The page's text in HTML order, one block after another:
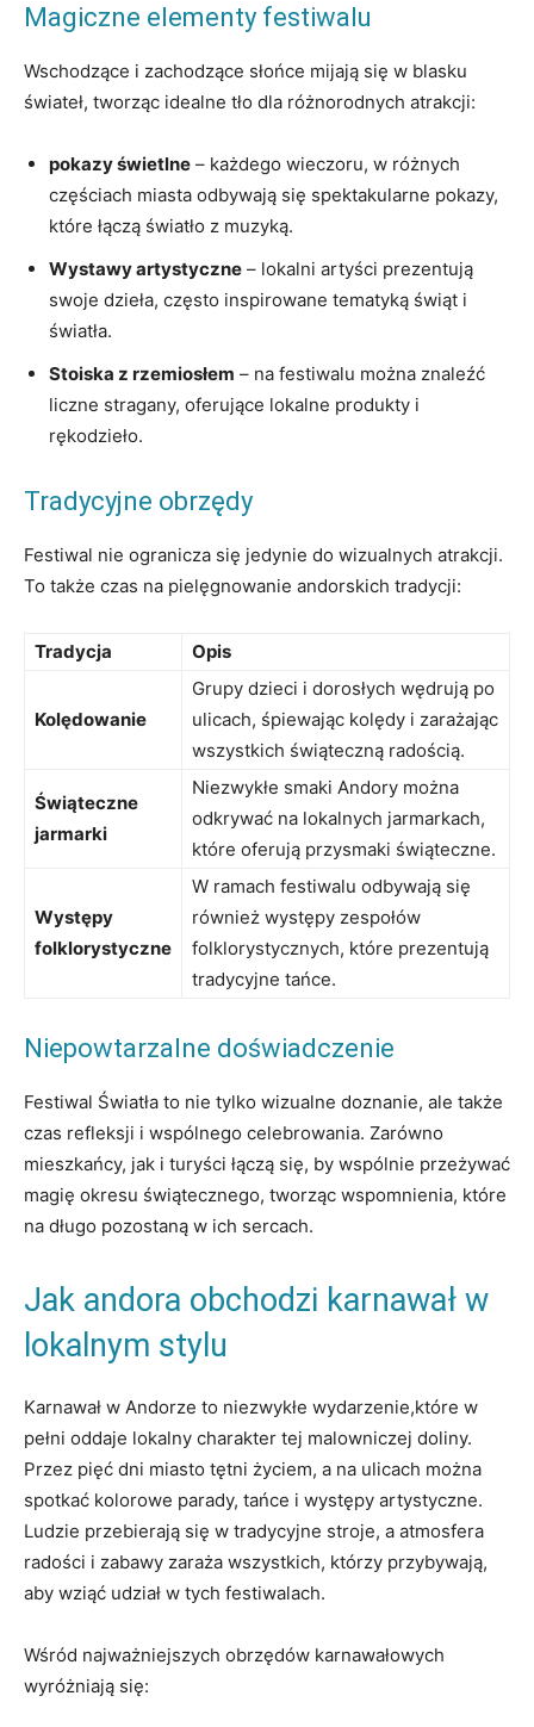
Magiczne elementy festiwalu
Wschodzące i zachodzące słońce mijają się ⁢w blasku
⁢świateł, tworząc idealne tło ​dla⁤ różnorodnych atrakcji:
pokazy świetlne ⁣– każdego wieczoru, w ‌różnych
częściach ‍miasta odbywają się spektakularne ​pokazy,
które ​łączą światło z muzyką.
Wystawy artystyczne – lokalni artyści ​prezentują
swoje dzieła, często inspirowane tematyką świąt i
⁢światła.
Stoiska z‍ rzemiosłem – na festiwalu można znaleźć⁢
liczne stragany, ⁢oferujące ​lokalne produkty i
rękodzieło.
Tradycyjne obrzędy
Festiwal ⁤nie ogranicza się jedynie do wizualnych atrakcji.
To także‍ czas na pielęgnowanie ⁢andorskich tradycji:
Tradycja Opis
Kolędowanie
Grupy dzieci ⁢i dorosłych ⁣wędrują po
ulicach, śpiewając⁤ kolędy i zarażając
wszystkich⁢ świąteczną ‍radością.
Świąteczne ​
jarmarki
Niezwykłe smaki ⁤Andory można⁤
odkrywać na ​lokalnych jarmarkach,
które oferują przysmaki świąteczne.
Występy
‌folklorystyczne
W ramach⁣ festiwalu odbywają się
również występy zespołów⁢
folklorystycznych, które prezentują⁣
tradycyjne tańce.
Niepowtarzalne‍ doświadczenie
Festiwal ⁣Światła to nie tylko wizualne doznanie, ale także
czas refleksji‍ i⁣ wspólnego celebrowania.‍ Zarówno
mieszkańcy, jak i turyści‍ łączą się, by wspólnie przeżywać
​magię okresu świątecznego, tworząc wspomnienia, które‍
na długo pozostaną‌ w ich sercach.
Jak andora ‍obchodzi karnawał ⁤w‌
lokalnym stylu
Karnawał w Andorze‌ to niezwykłe ‌wydarzenie,które w
pełni ⁣oddaje ⁣lokalny ‍charakter tej malowniczej doliny.
Przez pięć dni miasto tętni życiem, a na‍ ulicach można
spotkać​ kolorowe ⁢parady, ​tańce i ‌występy artystyczne.
Ludzie przebierają się w tradycyjne ⁣stroje, a⁤ atmosfera
radości i zabawy zaraża ‌wszystkich, ⁢którzy przybywają,
aby ⁢wziąć udział w tych festiwalach.
Wśród ⁢najważniejszych obrzędów karnawałowych
wyróżniają się: